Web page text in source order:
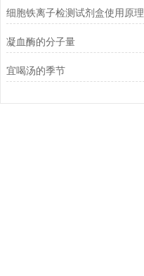
细胞铁离子检测试剂盒使用原理
凝血酶的分子量
宜喝汤的季节